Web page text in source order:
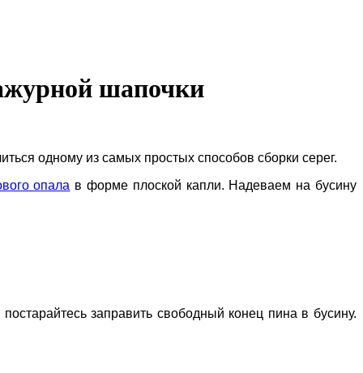
шапочки
одному из самых простых способов сборки серег.
опала в форме плоской капли. Надеваем на бусину
заправить свободный конец пина в бусину.